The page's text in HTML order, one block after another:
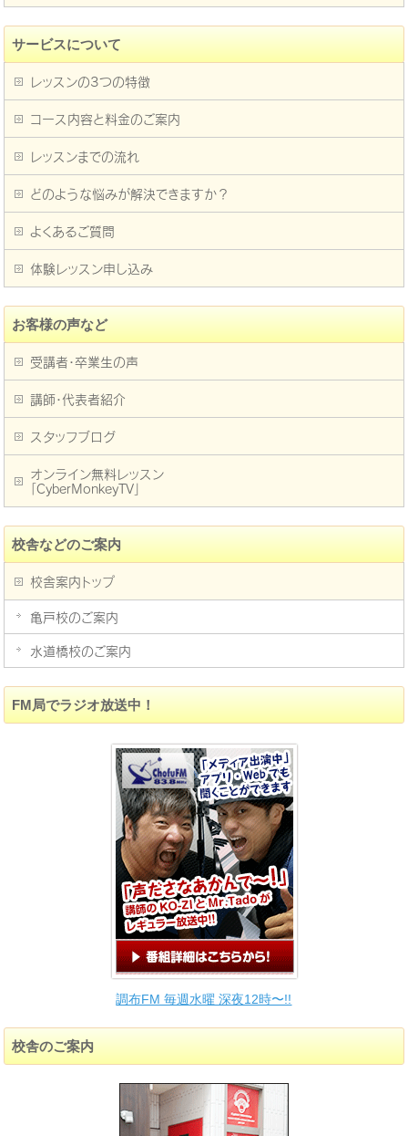
サービスについて
レッスンの3つの特徴
コース内容と料金のご案内
レッスンまでの流れ
どのような悩みが解決できますか？
よくあるご質問
体験レッスン申し込み
お客様の声など
受講者・卒業生の声
講師・代表者紹介
スタッフブログ
オンライン無料レッスン
「CyberMonkeyTV」
校舎などのご案内
校舎案内トップ
亀戸校のご案内
水道橋校のご案内
FM局でラジオ放送中！
調布FM 毎週水曜 深夜12時〜!!
校舎のご案内